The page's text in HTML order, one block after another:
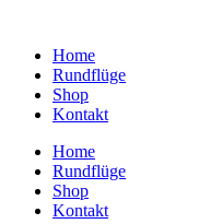
Home
Rundflüge
Shop
Kontakt
Home
Rundflüge
Shop
Kontakt